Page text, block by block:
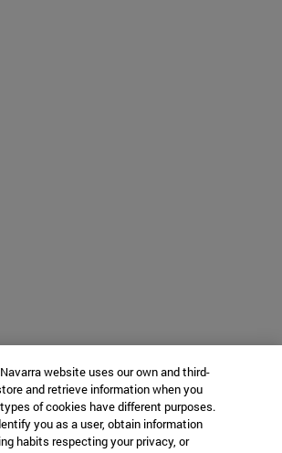
website uses our own and third-
and retrieve information when you
of cookies have different purposes.
you as a user, obtain information
habits respecting your privacy, or